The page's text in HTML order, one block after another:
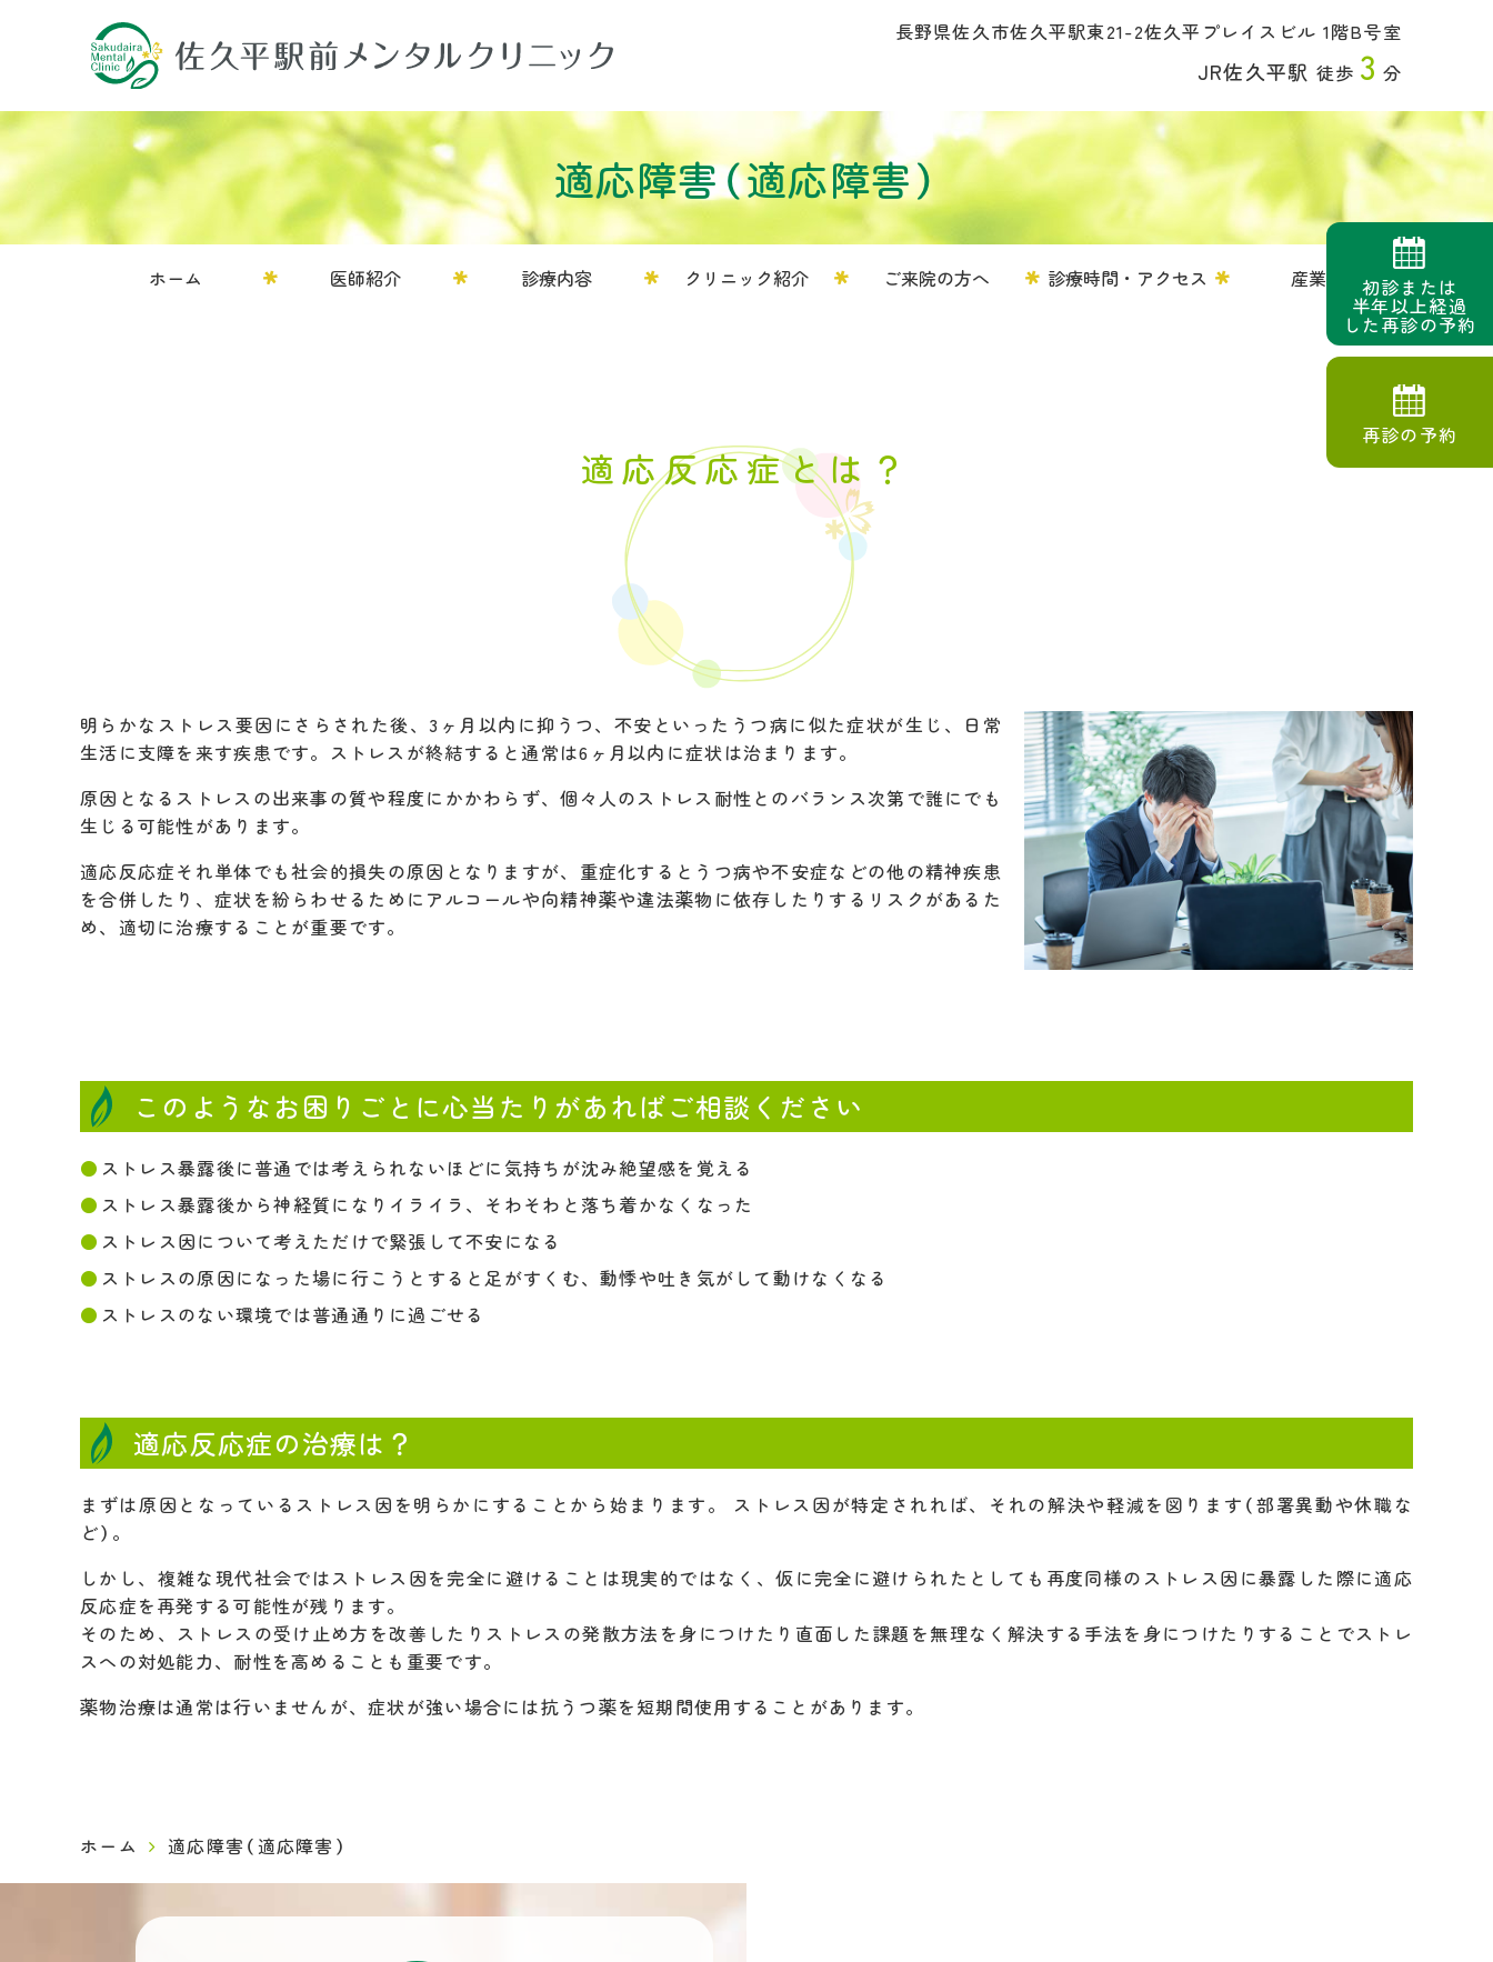
長野県佐久市佐久平駅東21-2佐久平プレイスビル 1階B号室
JR佐久平駅 徒歩 3 分
適応障害（適応障害）
ホーム 医師紹介 診療内容 クリニック紹介 ご来院の方へ 診療時間・アクセス 産業医
適応反応症とは？
明らかなストレス要因にさらされた後、3ヶ月以内に抑うつ、不安といったうつ病に似た症状が生じ、日常
生活に支障を来す疾患です。ストレスが終結すると通常は6ヶ月以内に症状は治まります。
原因となるストレスの出来事の質や程度にかかわらず、個々人のストレス耐性とのバランス次第で誰にでも
生じる可能性があります。
適応反応症それ単体でも社会的損失の原因となりますが、重症化するとうつ病や不安症などの他の精神疾患
を合併したり、症状を紛らわせるためにアルコールや向精神薬や違法薬物に依存したりするリスクがあるた
め、適切に治療することが重要です。
このようなお困りごとに心当たりがあればご相談ください
ストレス暴露後に普通では考えられないほどに気持ちが沈み絶望感を覚える
ストレス暴露後から神経質になりイライラ、そわそわと落ち着かなくなった
ストレス因について考えただけで緊張して不安になる
ストレスの原因になった場に行こうとすると足がすくむ、動悸や吐き気がして動けなくなる
ストレスのない環境では普通通りに過ごせる
適応反応症の治療は？
まずは原因となっているストレス因を明らかにすることから始まります。 ストレス因が特定されれば、それの解決や軽減を図ります（部署異動や休職な
ど）。
しかし、複雑な現代社会ではストレス因を完全に避けることは現実的ではなく、仮に完全に避けられたとしても再度同様のストレス因に暴露した際に適応
反応症を再発する可能性が残ります。
そのため、ストレスの受け止め方を改善したりストレスの発散方法を身につけたり直面した課題を無理なく解決する手法を身につけたりすることでストレ
スへの対処能力、耐性を高めることも重要です。
薬物治療は通常は行いませんが、症状が強い場合には抗うつ薬を短期間使用することがあります。
ホーム 適応障害（適応障害）
初診または
半年以上経過
した再診の予約
再診の予約